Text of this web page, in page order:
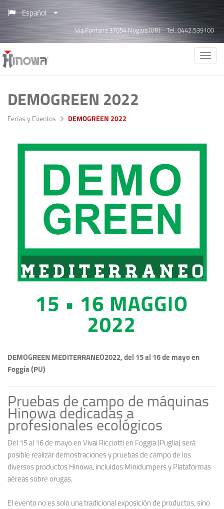
Español
Via Fontana 37054 Nogara (VR) Tel. 0442.539100
DEMOGREEN 2022
Ferias y Eventos DEMOGREEN 2022
DEMOGREEN MEDITERRANEO2022, del 15 al 16 de mayo en
Foggia (PU)
Pruebas de campo de máquinas
Hinowa dedicadas a
profesionales ecológicos
Del 15 al 16 de mayo en Vivai Ricciotti en Foggia (Puglia) será
posible realizar demostraciones y pruebas de campo de los
diversos productos Hinowa, incluidos Minidumpers y Plataformas
aéreas sobre orugas.
El evento no es solo una tradicional exposición de productos, sino